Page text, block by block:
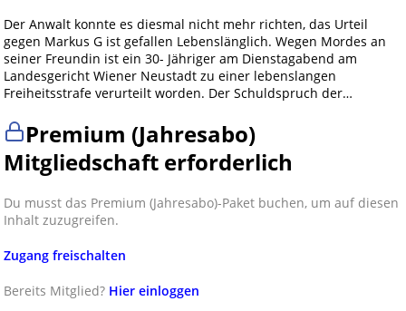
Der Anwalt konnte es diesmal nicht mehr richten, das Urteil
gegen Markus G ist gefallen Lebenslänglich. Wegen Mordes an
seiner Freundin ist ein 30- Jähriger am Dienstagabend am
Landesgericht Wiener Neustadt zu einer lebenslangen
Freiheitsstrafe verurteilt worden. Der Schuldspruch der…
Premium (Jahresabo)
Mitgliedschaft erforderlich
Du musst das Premium (Jahresabo)-Paket buchen, um auf diesen
Inhalt zuzugreifen.
Zugang freischalten
Bereits Mitglied? Hier einloggen